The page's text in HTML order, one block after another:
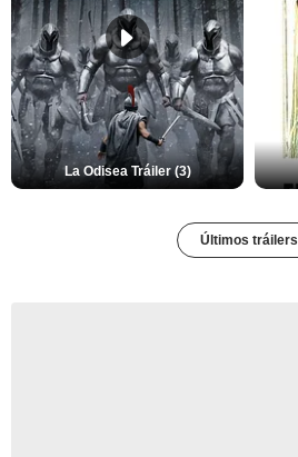
La Odisea Tráiler (3)
Últimos tráilers